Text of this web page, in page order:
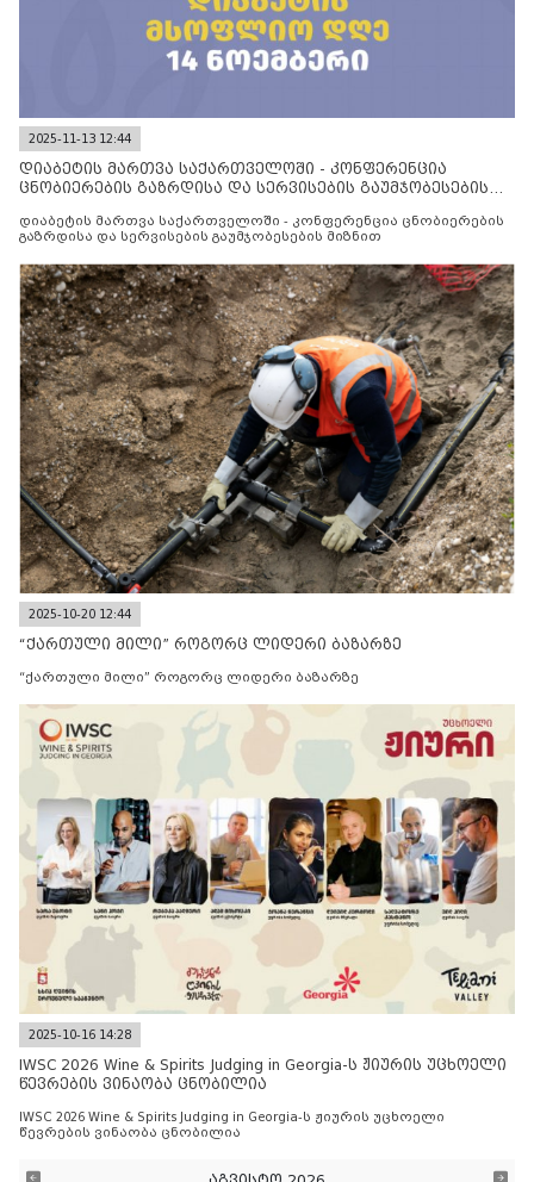
2025-11-13 12:44
დიაბეტის მართვა საქართველოში - კონფერენცია
ცნობიერების გაზრდისა და სერვისების გაუმჯობესების
დიაბეტის მართვა საქართველოში - კონფერენცია ცნობიერების
გაზრდისა და სერვისების გაუმჯობესების მიზნით
2025-10-20 12:44
“ქართული მილი” როგორც ლიდერი ბაზარზე
“ქართული მილი” როგორც ლიდერი ბაზარზე
2025-10-16 14:28
IWSC 2026 Wine & Spirits Judging in Georgia-ს ჟიურის უცხოელი
წევრების ვინაობა ცნობილია
IWSC 2026 Wine & Spirits Judging in Georgia-ს ჟიურის უცხოელი
წევრების ვინაობა ცნობილია